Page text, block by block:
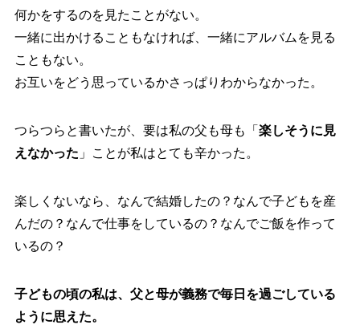
何かをするのを見たことがない。
一緒に出かけることもなければ、一緒にアルバムを見る
こともない。
お互いをどう思っているかさっぱりわからなかった。
つらつらと書いたが、要は私の父も母も「 楽しそうに見
えなかった 」ことが私はとても辛かった。
楽しくないなら、なんで結婚したの？なんで子どもを産
んだの？なんで仕事をしているの？なんでご飯を作って
いるの？
子どもの頃の私は、父と母が義務で毎日を過ごしている
ように思えた。